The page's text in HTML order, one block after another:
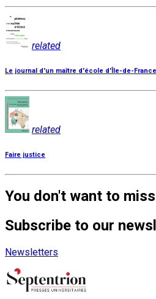
related
Le journal d'un maître d'école d'Île-de-France
related
Faire justice
You don't want to
Subscribe to our
Newsletters